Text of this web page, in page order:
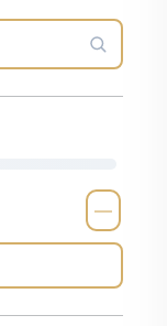
—